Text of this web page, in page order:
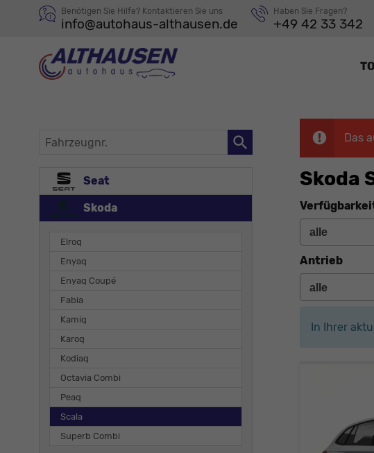
Benötigen Sie Hilfe? Kontaktieren Sie uns
info@autohaus-althausen.de
Haben Sie Fragen?
+49 42 33 342
Das
Skoda
Antrieb
In Ihrer
Fahrzeugnr.
Seat
Skoda
Elroq
Enyaq
Enyaq Coupé
Fabia
Kamiq
Karoq
Kodiaq
Octavia Combi
Peaq
Scala
Superb Combi